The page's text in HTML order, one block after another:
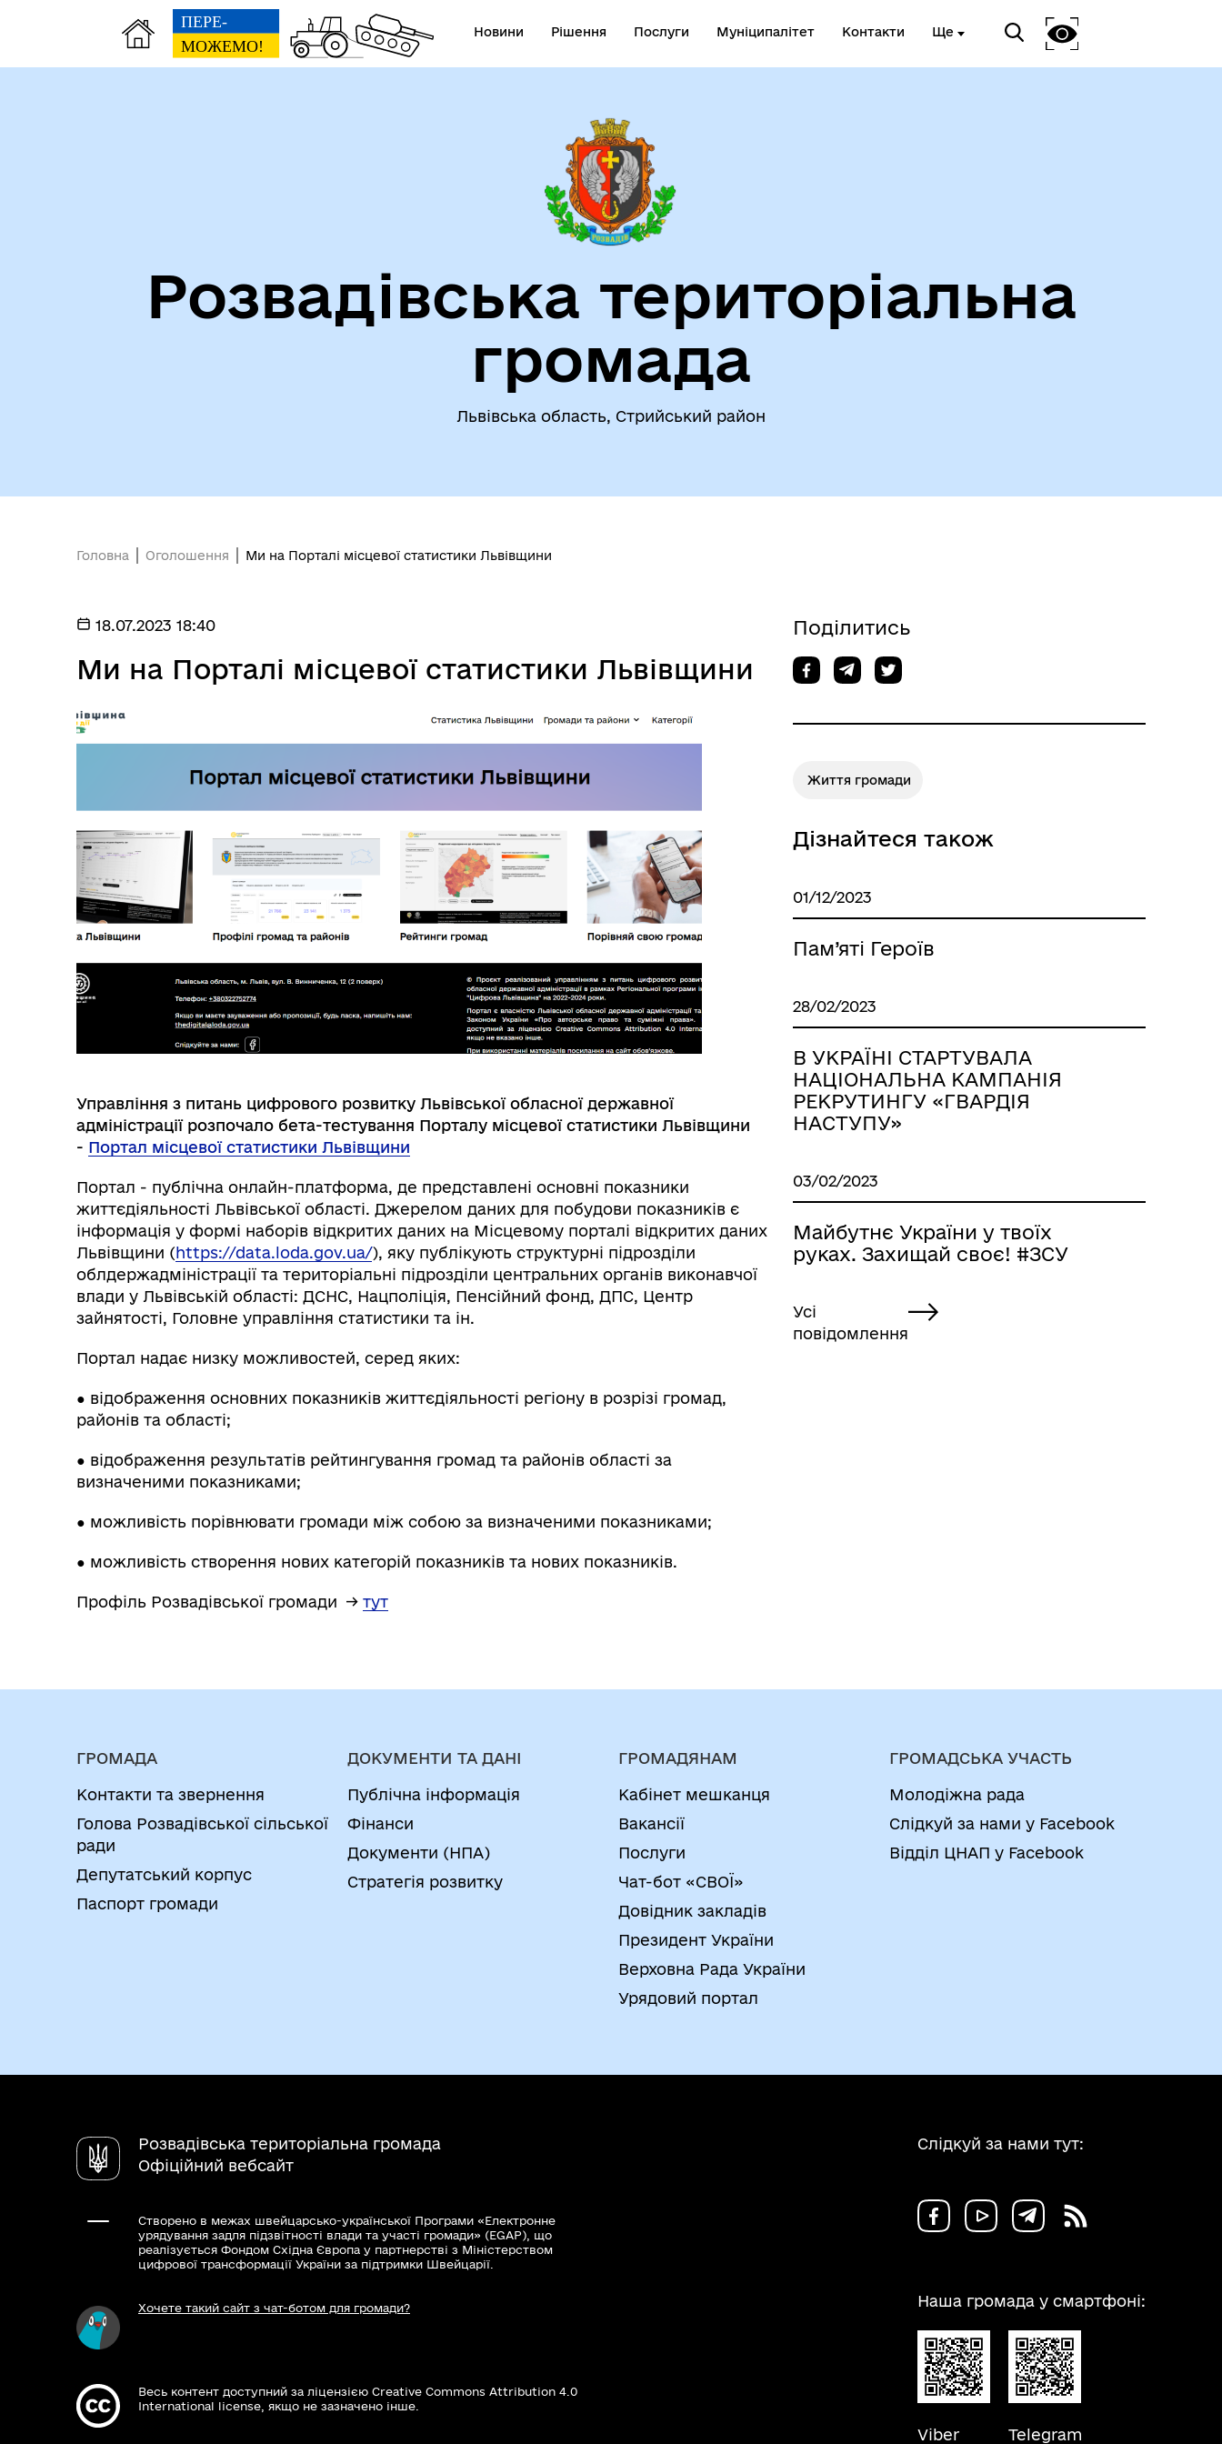
Новини Рішення Послуги Муніципалітет Контакти Ще
Новини ЛОДА
Розвадівська територіальна
громада
Львівська область, Стрийський район
Головна Оголошення Ми на Порталі місцевої статистики Львівщини
18.07.2023 18:40
Ми на Порталі місцевої статистики Львівщини
Управління з питань цифрового розвитку Львівської обласної державної
адміністрації розпочало бета-тестування Порталу місцевої статистики Львівщини
- Портал місцевої статистики Львівщини
Портал - публічна онлайн-платформа, де представлені основні показники
життєдіяльності Львівської області. Джерелом даних для побудови показників є
інформація у формі наборів відкритих даних на Місцевому порталі відкритих даних
Львівщини (https://data.loda.gov.ua/), яку публікують структурні підрозділи
облдержадміністрації та територіальні підрозділи центральних органів виконавчої
влади у Львівській області: ДСНС, Нацполіція, Пенсійний фонд, ДПС, Центр
зайнятості, Головне управління статистики та ін.
Портал надає низку можливостей, серед яких:
● відображення основних показників життєдіяльності регіону в розрізі громад,
районів та області;
● відображення результатів рейтингування громад та районів області за
визначеними показниками;
● можливість порівнювати громади між собою за визначеними показниками;
● можливість створення нових категорій показників та нових показників.
Профіль Розвадівської громади → тут
Поділитись
Життя громади
Дізнайтеся також
01/12/2023
Пам’яті Героїв
28/02/2023
В УКРАЇНІ СТАРТУВАЛА
НАЦІОНАЛЬНА КАМПАНІЯ
РЕКРУТИНГУ «ГВАРДІЯ
НАСТУПУ»
03/02/2023
Майбутнє України у твоїх
руках. Захищай своє! #ЗСУ
Усі
повідомлення
ГРОМАДА
Контакти та звернення
Голова Розвадівської сільської
ради
Депутатський корпус
Паспорт громади
ДОКУМЕНТИ ТА ДАНІ
Публічна інформація
Фінанси
Документи (НПА)
Стратегія розвитку
ГРОМАДЯНАМ
Кабінет мешканця
Вакансії
Послуги
Чат-бот «СВОЇ»
Довідник закладів
Президент України
Верховна Рада України
Урядовий портал
ГРОМАДСЬКА УЧАСТЬ
Молодіжна рада
Слідкуй за нами у Facebook
Відділ ЦНАП у Facebook
Розвадівська територіальна громада
Офіційний вебсайт
Створено в межах швейцарсько-української Програми «Електронне
урядування задля підзвітності влади та участі громади» (EGAP), що
реалізується Фондом Східна Європа у партнерстві з Міністерством
цифрової трансформації України за підтримки Швейцарії.
Хочете такий сайт з чат-ботом для громади?
Весь контент доступний за ліцензією Creative Commons Attribution 4.0
International license, якщо не зазначено інше.
Слідкуй за нами тут:
Наша громада у смартфоні:
Viber Telegram